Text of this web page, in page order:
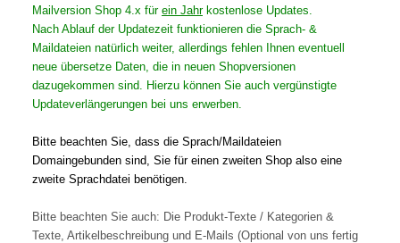
Mailversion Shop 4.x für ein Jahrkostenlose Updates.
Nach Ablauf der Updatezeit funktionieren die Sprach- &
Maildateien natürlich weiter, allerdings fehlen Ihnen eventuell
neue übersetze Daten, die in neuen Shopversionen
dazugekommen sind. Hierzu können Sie auch vergünstigte
Updateverlängerungen bei uns erwerben.
Bitte beachten Sie, dass die Sprach/Maildateien
Domaingebunden sind, Sie für einen zweiten Shop also eine
zweite Sprachdatei benötigen.
Bitte beachten Sie auch: Die Produkt-Texte / Kategorien &
Texte, Artikelbeschreibung und E-Mails (Optional von uns fertig